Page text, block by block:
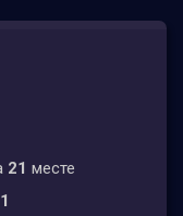
21 месте